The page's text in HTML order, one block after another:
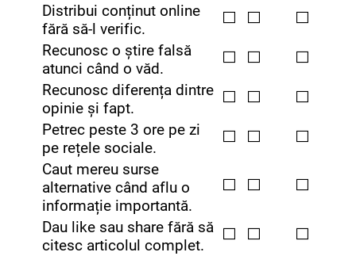
Distribui conținut online
fără să-l verific.
⬜ ⬜
⬜
Recunosc o știre falsă
atunci când o văd.
⬜ ⬜
⬜
Recunosc diferența dintre
opinie și fapt.
⬜ ⬜
⬜
Petrec peste 3 ore pe zi
pe rețele sociale.
⬜ ⬜
⬜
Caut mereu surse
alternative când aflu o
informație importantă.
⬜ ⬜ ⬜
Dau like sau share fără să
citesc articolul complet.
⬜ ⬜
⬜